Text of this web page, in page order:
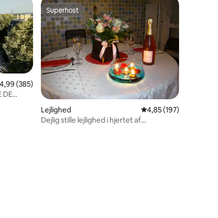
ud af 5 i gennemsnitlig bedømmelse, 385 omtaler
4,99 (385)
DE
Superhost
Superhost
Lejlighed 4,85 ud af 5 i
4,85 (197)
Dejlig stille lejlighed i hjertet af